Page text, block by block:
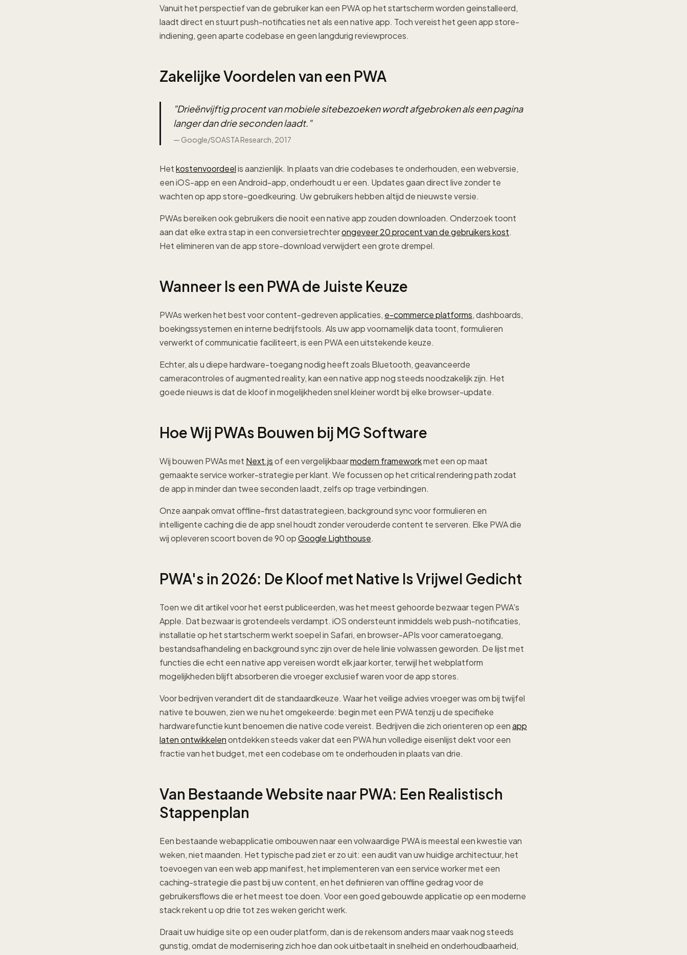
Vanuit het perspectief van de gebruiker kan een PWA op het startscherm worden geinstalleerd,
laadt direct en stuurt push-notificaties net als een native app. Toch vereist het geen app store-
indiening, geen aparte codebase en geen langdurig reviewproces.
Zakelijke Voordelen van een PWA
"Drieënvijftig procent van mobiele sitebezoeken wordt afgebroken als een pagina
langer dan drie seconden laadt. "
— Google/SOASTA Research, 2017
Hetkostenvoordeelis aanzienlijk. In plaats van drie codebases te onderhouden, een webversie,
een iOS-app en een Android-app, onderhoudt u er een. Updates gaan direct live zonder te
wachten op app store-goedkeuring. Uw gebruikers hebben altijd de nieuwste versie.
PWAs bereiken ook gebruikers die nooit een native app zouden downloaden. Onderzoek toont
aan dat elke extra stap in een conversietrechterongeveer 20 procent van de gebruikers kost.
Het elimineren van de app store-download verwijdert een grote drempel.
Wanneer Is een PWA de Juiste Keuze
PWAs werken het best voor content-gedreven applicaties, e-commerce platforms, dashboards,
boekingssystemen en interne bedrijfstools. Als uw app voornamelijk data toont, formulieren
verwerkt of communicatie faciliteert, is een PWA een uitstekende keuze.
Echter, als u diepe hardware-toegang nodig heeft zoals Bluetooth, geavanceerde
cameracontroles of augmented reality, kan een native app nog steeds noodzakelijk zijn. Het
goede nieuws is dat de kloof in mogelijkheden snel kleiner wordt bij elke browser-update.
Hoe Wij PWAs Bouwen bij MG Software
Wij bouwen PWAs met Next.jsof een vergelijkbaarmodern frameworkmet een op maat
gemaakte service worker-strategie per klant. We focussen op het critical rendering path zodat
de app in minder dan twee seconden laadt, zelfs op trage verbindingen.
Onze aanpak omvat offline-first datastrategieen, background sync voor formulieren en
intelligente caching die de app snel houdt zonder verouderde content te serveren. Elke PWA die
wij opleveren scoort boven de 90 opGoogle Lighthouse.
PWA's in 2026: De Kloof met Native Is Vrijwel Gedicht
Toen we dit artikel voor het eerst publiceerden, was het meest gehoorde bezwaar tegen PWA's
Apple. Dat bezwaar is grotendeels verdampt. iOS ondersteunt inmiddels web push-notificaties,
installatie op het startscherm werkt soepel in Safari, en browser-APIs voor cameratoegang,
bestandsafhandeling en background sync zijn over de hele linie volwassen geworden. De lijst met
functies die echt een native app vereisen wordt elk jaar korter, terwijl het webplatform
mogelijkheden blijft absorberen die vroeger exclusief waren voor de app stores.
Voor bedrijven verandert dit de standaardkeuze. Waar het veilige advies vroeger was om bij twijfel
native te bouwen, zien we nu het omgekeerde: begin met een PWA tenzij u de specifieke
hardwarefunctie kunt benoemen die native code vereist. Bedrijven die zich orienteren op eenapp
laten ontwikkelenontdekken steeds vaker dat een PWA hun volledige eisenlijst dekt voor een
fractie van het budget, met een codebase om te onderhouden in plaats van drie.
Van Bestaande Website naar PWA: Een Realistisch
Stappenplan
Een bestaande webapplicatie ombouwen naar een volwaardige PWA is meestal een kwestie van
weken, niet maanden. Het typische pad ziet er zo uit: een audit van uw huidige architectuur, het
toevoegen van een web app manifest, het implementeren van een service worker met een
caching-strategie die past bij uw content, en het definieren van offline gedrag voor de
gebruikersflows die er het meest toe doen. Voor een goed gebouwde applicatie op een moderne
stack rekent u op drie tot zes weken gericht werk.
Draait uw huidige site op een ouder platform, dan is de rekensom anders maar vaak nog steeds
gunstig, omdat de modernisering zich hoe dan ook uitbetaalt in snelheid en onderhoudbaarheid,